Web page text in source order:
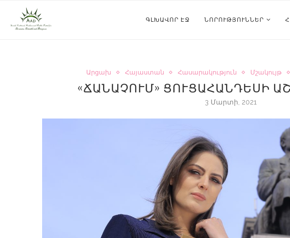
ԳԼԽԱՎՈՐ ԷՋ ՆՈՐՈՒԹՅՈՒՆՆԵՐ
Արցախ Հայաստան Հասարակություն Մշակույթ
«ՃԱՆԱՉՈՒՄ» ՑՈՒՑԱՀԱՆԴԵՍԻ
3 Մարտի, 2021